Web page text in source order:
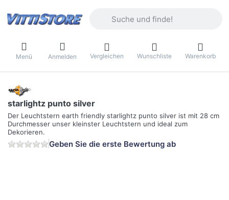
Menü Anmelden Vergleichen Wunschliste Warenkorb
starlightz punto silver
Der Leuchtstern earth friendly starlightz punto silver ist mit 28 cm
Durchmesser unser kleinster Leuchtstern und ideal zum
Dekorieren.
Geben Sie die erste Bewertung ab